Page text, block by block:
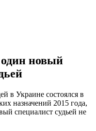
новый
в Украине состоялся в
назначений 2015 года,
специалист судьей не